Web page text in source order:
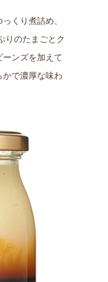
くり煮詰め、
りのたまごとク
ーンズを加えて
かで濃厚な味わ